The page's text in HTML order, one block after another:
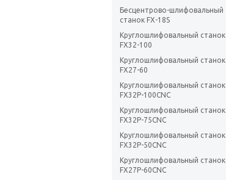
Бесцентрово-шлифовальный
станок FX-18S
Круглошлифовальный станок
FX32-100
Круглошлифовальный станок
FX27-60
Круглошлифовальный станок
FX32P-100CNC
Круглошлифовальный станок
FX32P-75CNC
Круглошлифовальный станок
FX32P-50CNC
Круглошлифовальный станок
FX27P-60CNC